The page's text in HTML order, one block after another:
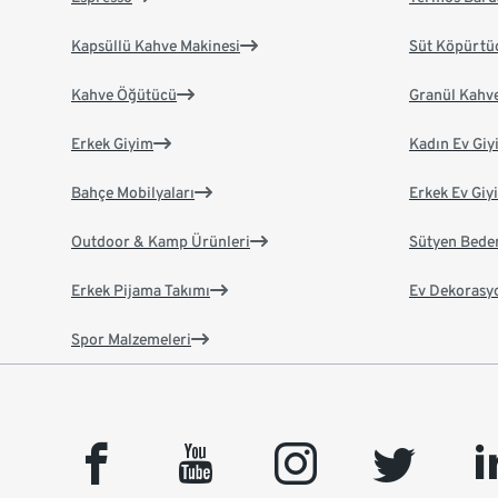
Kapsüllü Kahve Makinesi
Kahve Öğütücü
Süt
Granül
Erkek Giyim
Bahçe Mobilyaları
Outdoor & Kamp Ürünleri
Erkek Pijama Takımı
Spor Malzemeleri
Kadın Ev
Erkek Ev
Sütyen
Ev
facebook youtube instagram twitter